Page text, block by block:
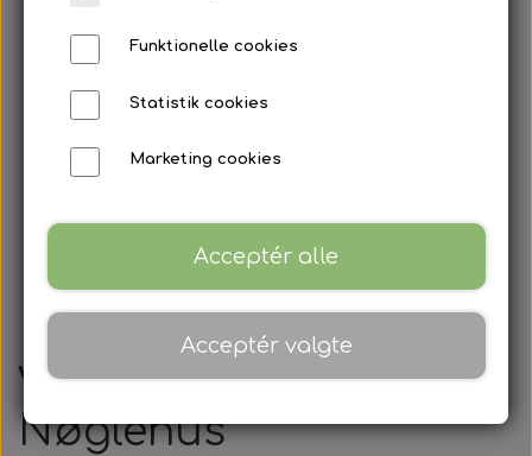
Volkswagen -
Nøglehus
Funktionelle cookies
Statistik cookies
Marketing cookies
Acceptér alle
Acceptér valgte